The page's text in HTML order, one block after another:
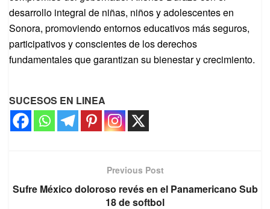
desarrollo integral de niñas, niños y adolescentes en
Sonora, promoviendo entornos educativos más seguros,
participativos y conscientes de los derechos
fundamentales que garantizan su bienestar y crecimiento.
SUCESOS EN LINEA
Previous Post
Sufre México doloroso revés en el Panamericano Sub
18 de softbol